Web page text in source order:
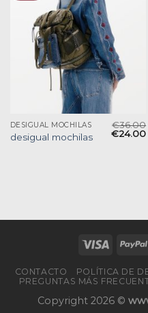
DESIGUAL MOCHILAS
desigual mochilas
€36.00
€24.00
CONTACTO
POLÍTICA DE
PREGUNTAS MÁS
Copyright 2026 ©